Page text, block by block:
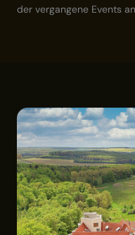
der vergangene Events